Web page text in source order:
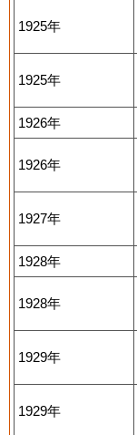
1925年
1925年
1926年
1926年
1927年
1928年
1928年
1929年
1929年